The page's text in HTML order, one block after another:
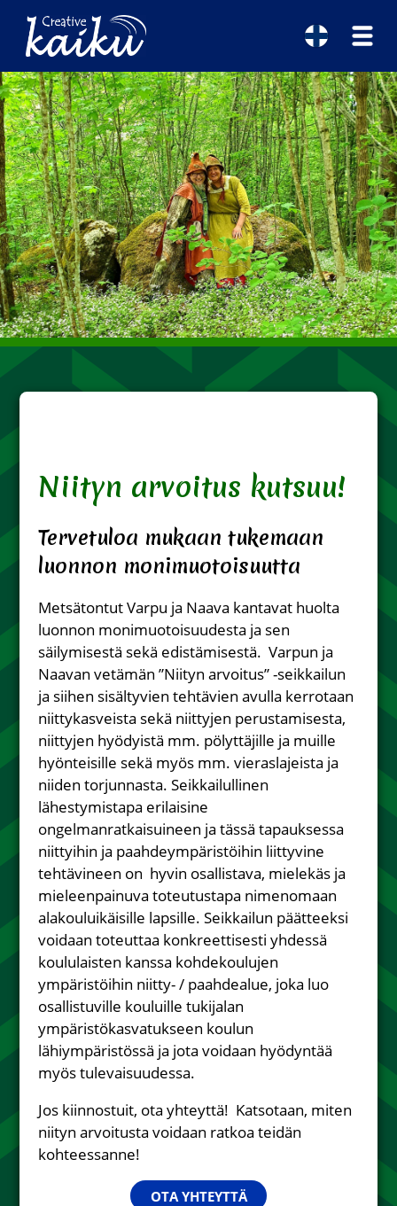
Niityn arvoitus kutsuu!
Tervetuloa mukaan tukemaan
luonnon monimuotoisuutta
Metsätontut Varpu ja Naava kantavat huolta
luonnon monimuotoisuudesta ja sen
säilymisestä sekä edistämisestä. Varpun ja
Naavan vetämän ”Niityn arvoitus” -seikkailun
ja siihen sisältyvien tehtävien avulla kerrotaan
niittykasveista sekä niittyjen perustamisesta,
niittyjen hyödyistä mm. pölyttäjille ja muille
hyönteisille sekä myös mm. vieraslajeista ja
niiden torjunnasta. Seikkailullinen
lähestymistapa erilaisine
ongelmanratkaisuineen ja tässä tapauksessa
niittyihin ja paahdeympäristöihin liittyvine
tehtävineen on hyvin osallistava, mielekäs ja
mieleenpainuva toteutustapa nimenomaan
alakouluikäisille lapsille. Seikkailun päätteeksi
voidaan toteuttaa konkreettisesti yhdessä
koululaisten kanssa kohdekoulujen
ympäristöihin niitty- / paahdealue, joka luo
osallistuville kouluille tukijalan
ympäristökasvatukseen koulun
lähiympäristössä ja jota voidaan hyödyntää
myös tulevaisuudessa.
Jos kiinnostuit, ota yhteyttä! Katsotaan, miten
niityn arvoitusta voidaan ratkoa teidän
kohteessanne!
OTA YHTEYTTÄ